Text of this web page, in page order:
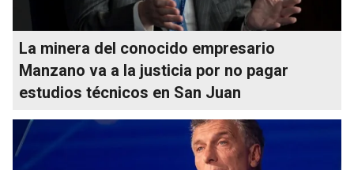
La minera del conocido empresario
Manzano va a la justicia por no pagar
estudios técnicos en San Juan